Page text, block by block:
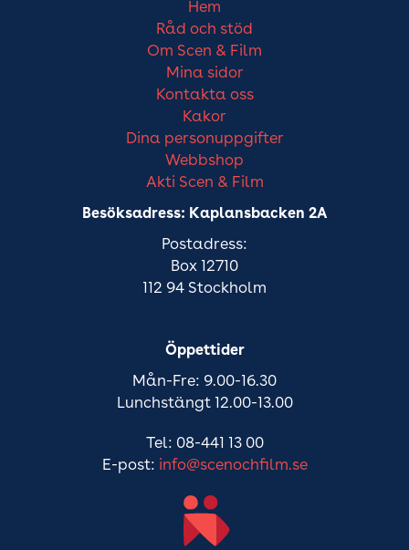
Hem
Råd och stöd
Om Scen & Film
Mina sidor
Kontakta oss
Kakor
Dina personuppgifter
Webbshop
Akti Scen & Film
Besöksadress: Kaplansbacken 2A
Postadress:
Box 12710
112 94 Stockholm
Öppettider
Mån-Fre: 9.00-16.30
Lunchstängt 12.00-13.00
Tel: 08-441 13 00
E-post: info@scenochfilm.se